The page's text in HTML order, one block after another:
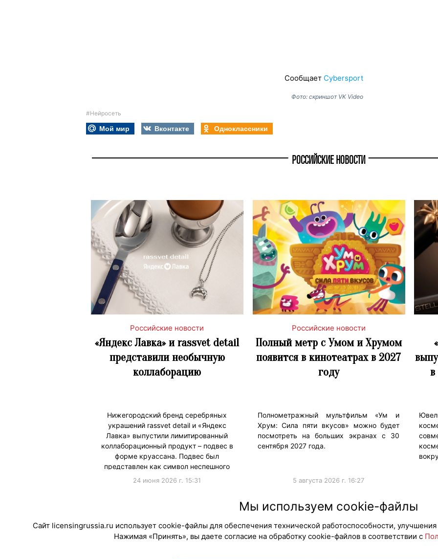
Сообщает Cybersport
Фото: скриншот VK Video
#Нейросеть
Мой мир Вконтакте Одноклассники
РОССИЙСКИЕ НОВОСТИ
Российские новости
«Яндекс Лавка» и rassvet detail
представили необычную
коллаборацию
Нижегородский бренд серебряных
украшений rassvet detail и «Яндекс
Лавка» выпустили лимитированный
коллаборационный продукт – подвес в
форме круассана. Подвес был
представлен как символ неспешного
утра, …
24 июня 2026 г. 15:31
Российские новости
Полный метр с Умом и Хрумом
появится в кинотеатрах в 2027
году
Полнометражный мультфильм «Ум и
Хрум: Сила пяти вкусов» можно будет
посмотреть на больших экранах с 30
сентября 2027 года.
5 августа 2026 г. 16:27
в
Мы используем cookie-файлы
Сайт licensingrussia.ru использует cookie-файлы для обеспечения технической работоспособности,
Нажимая «Принять», вы даете согласие на обработку cookie-файлов в соответствии с